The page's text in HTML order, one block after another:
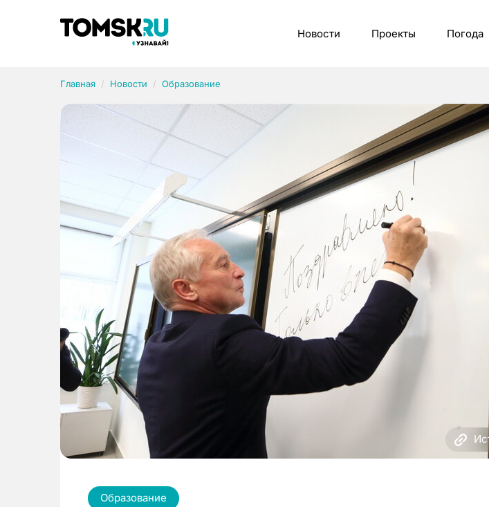
Новости Проекты Погода
Главная Новости Образование
Образование
Рубрики